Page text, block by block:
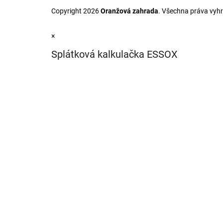
Copyright 2026Oranžová zahrada. Všechna práva
×
Splátková kalkulačka ESSOX